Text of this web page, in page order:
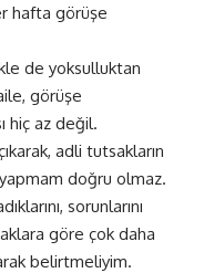
hafta görüşe
de yoksulluktan
görüşe
hiç az değil.
adli tutsakların
doğru olmaz.
sorunlarını
göre çok daha
belirtmeliyim.